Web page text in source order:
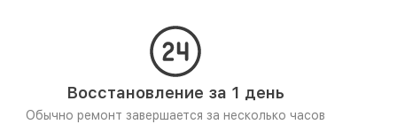
Восстановление за 1 день
Обычно ремонт завершается за несколько часов